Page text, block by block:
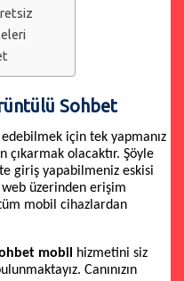
Sohbet
edebilmek için tek yapmanız
çıkarmak olacaktır. Şöyle
giriş yapabilmeniz eskisi
üzerinden erişim
mobil cihazlardan
mobil
hizmetini siz
Canınızın